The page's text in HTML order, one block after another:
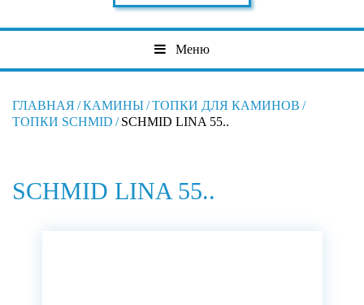
Меню
ГЛАВНАЯ /КАМИНЫ/ТОПКИ ДЛЯ КАМИНОВ /
ТОПКИ SCHMID / SCHMID LINA 55..
SCHMID LINA 55..